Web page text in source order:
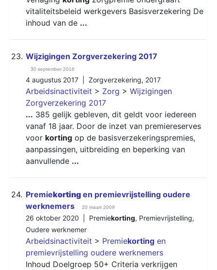
vitaliteitsbeleid werkgevers Basisverzekering De
inhoud van de ...
23. Wijzigingen Zorgverzekering 2017
30 september 2016
4 augustus 2017 | Zorgverzekering, 2017
Arbeidsinactiviteit > Zorg > Wijzigingen
Zorgverzekering 2017
... 385 gelijk gebleven, dit geldt voor iedereen
vanaf 18 jaar. Door de inzet van premiereserves
voor korting op de basisverzekeringspremies,
aanpassingen, uitbreiding en beperking van
aanvullende ...
24. Premiekorting en premievrijstelling oudere
werknemers
20 maart 2009
26 oktober 2020 | Premiekorting, Premievrijstelling,
Oudere werknemer
Arbeidsinactiviteit > Premiekorting en
premievrijstelling oudere werknemers
Inhoud Doelgroep 50+ Criteria verkrijgen